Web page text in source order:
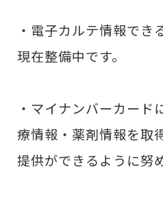
・電子カルテ情報でき
現在整備中です。
・マイナンバーカード
療情報・薬剤情報を取
提供ができるように努